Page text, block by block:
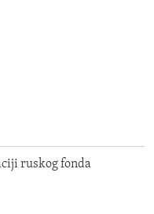
ruskog fonda